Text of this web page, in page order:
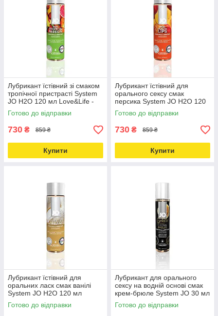
Лубрикант їстівний зі смаком
тропічної пристрасті System
JO H2O 120 мл Love&Life -
online-multimarket-
Готово до відправки
730 ₴ 859 ₴
Купити
Лубрикант їстівний для
орального сексу смак
персика System JO H2O 120
мл Love&Life -online-
multimarket-
Готово до відправки
730 ₴ 859 ₴
Купити
Лубрикант їстівний для
оральних ласк смак ванілі
System JO H2O 120 мл
Love&Life -online-multimarket-
Готово до відправки
Лубрикант для орального
сексу на водній основі смак
крем-брюле System JO 30 мл
Love&Life -online-multimarket-
Готово до відправки